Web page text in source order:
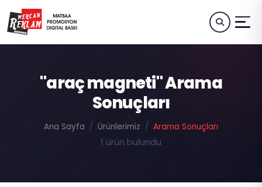
"araç magneti" Arama
Sonuçları
Ana Sayfa Ürünlerimiz Arama Sonuçları
1 ürün bulundu